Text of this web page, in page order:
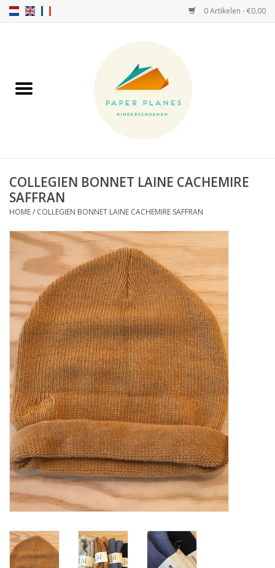
0 Artikelen - €0,00
FW26-27
HELLO HOSSY petten
SALTIES
JEUNE PREMIER
SOFTSOLES
ACCESSOIRES
Cadeaubonnen
METEN IS WETEN!
#MYCLIENTSARETHECUTEST
COLLEGIEN BONNET LAINE CACHEMIRE
SAFFRAN
HOME/ COLLEGIEN BONNET LAINE CACHEMIRE SAFFRAN